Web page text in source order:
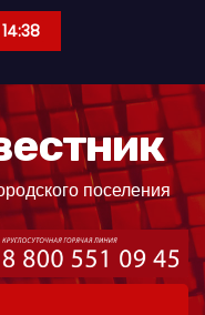
14:38
поселения